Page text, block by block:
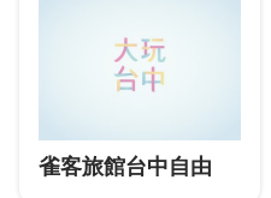
雀客旅館台中自由